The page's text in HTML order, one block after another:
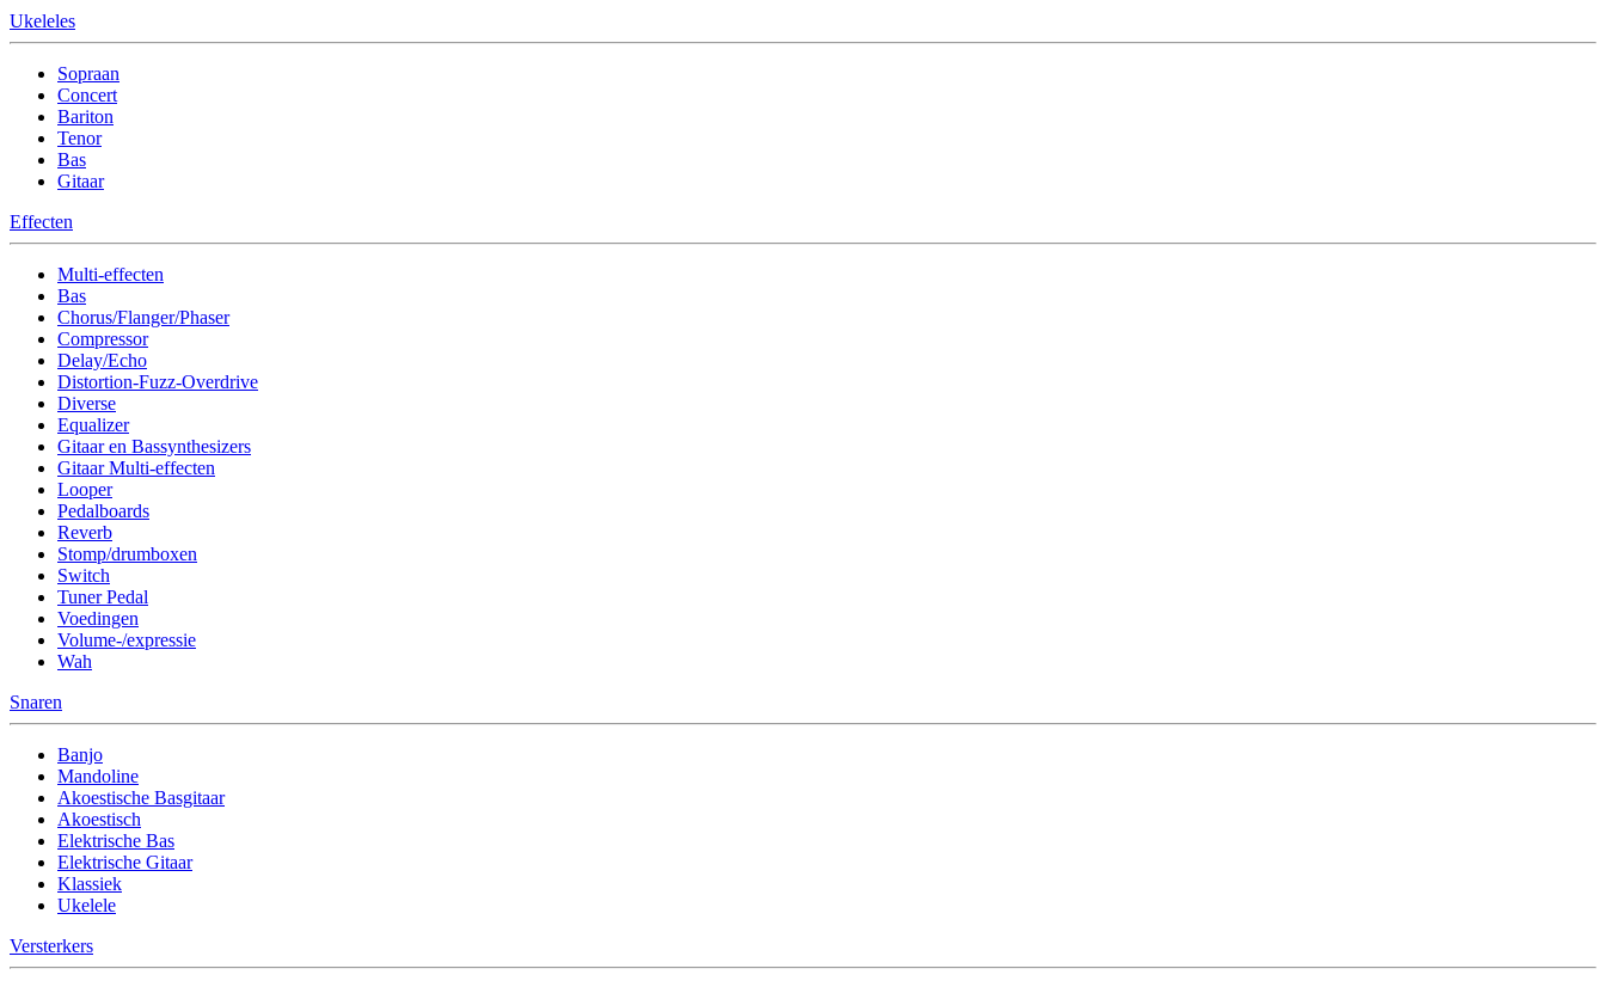
Ukeleles
Sopraan
Concert
Bariton
Tenor
Bas
Gitaar
Effecten
Multi-effecten
Bas
Chorus/Flanger/Phaser
Compressor
Delay/Echo
Distortion-Fuzz-Overdrive
Diverse
Equalizer
Gitaar en Bassynthesizers
Gitaar Multi-effecten
Looper
Pedalboards
Reverb
Stomp/drumboxen
Switch
Tuner Pedal
Voedingen
Volume-/expressie
Wah
Snaren
Banjo
Mandoline
Akoestische Basgitaar
Akoestisch
Elektrische Bas
Elektrische Gitaar
Klassiek
Ukelele
Versterkers